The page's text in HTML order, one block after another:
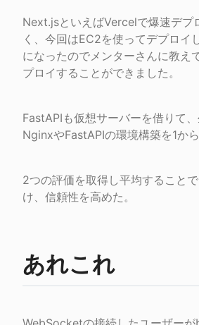
Next.jsといえばVercelで爆速デプ
く、今回はEC2を使ってデプロイ
になったのでメンターさんに教え
プロイすることができました。
FastAPIも仮想サーバーを借りて
NginxやFastAPIの環境構築を1から
2つの評価を取得し平均すること
け、信頼性を高めた。
あれこれ